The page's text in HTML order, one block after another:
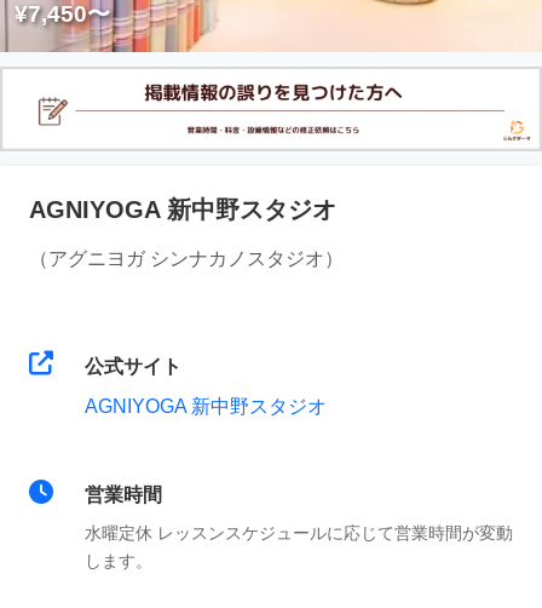
¥7,450〜
AGNIYOGA 新中野スタジオ
（アグニヨガ シンナカノスタジオ）
公式サイト
AGNIYOGA 新中野スタジオ
営業時間
水曜定休 レッスンスケジュールに応じて営業時間が変動
します。